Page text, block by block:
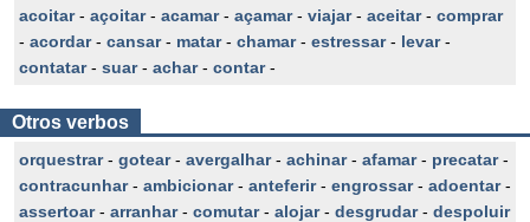
acoitar- açoitar- acamar- açamar- viajar- aceitar- comprar
- acordar- cansar- matar- chamar- estressar- levar-
contatar- suar- achar- contar-
Otros verbos
orquestrar- gotear- avergalhar- achinar- afamar- precatar-
contracunhar- ambicionar- anteferir- engrossar- adoentar-
assertoar- arranhar- comutar- alojar- desgrudar- despoluir